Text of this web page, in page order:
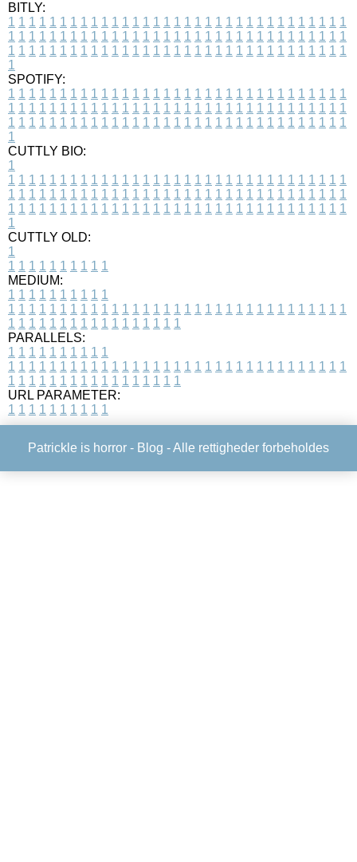
BITLY:
1 1 1 1 1 1 1 1 1 1 1 1 1 1 1 1 1 1 1 1 1 1 1 1 1 1 1 1 1 1 1 1 1
1 1 1 1 1 1 1 1 1 1 1 1 1 1 1 1 1 1 1 1 1 1 1 1 1 1 1 1 1 1 1 1 1
1 1 1 1 1 1 1 1 1 1 1 1 1 1 1 1 1 1 1 1 1 1 1 1 1 1 1 1 1 1 1 1 1
1
SPOTIFY:
1 1 1 1 1 1 1 1 1 1 1 1 1 1 1 1 1 1 1 1 1 1 1 1 1 1 1 1 1 1 1 1 1
1 1 1 1 1 1 1 1 1 1 1 1 1 1 1 1 1 1 1 1 1 1 1 1 1 1 1 1 1 1 1 1 1
1 1 1 1 1 1 1 1 1 1 1 1 1 1 1 1 1 1 1 1 1 1 1 1 1 1 1 1 1 1 1 1 1
1
CUTTLY BIO:
1
1 1 1 1 1 1 1 1 1 1 1 1 1 1 1 1 1 1 1 1 1 1 1 1 1 1 1 1 1 1 1 1 1
1 1 1 1 1 1 1 1 1 1 1 1 1 1 1 1 1 1 1 1 1 1 1 1 1 1 1 1 1 1 1 1 1
1 1 1 1 1 1 1 1 1 1 1 1 1 1 1 1 1 1 1 1 1 1 1 1 1 1 1 1 1 1 1 1 1
1
CUTTLY OLD:
1
1 1 1 1 1 1 1 1 1 1
MEDIUM:
1 1 1 1 1 1 1 1 1 1
1 1 1 1 1 1 1 1 1 1 1 1 1 1 1 1 1 1 1 1 1 1 1 1 1 1 1 1 1 1 1 1 1
1 1 1 1 1 1 1 1 1 1 1 1 1 1 1 1 1
PARALLELS:
1 1 1 1 1 1 1 1 1 1
1 1 1 1 1 1 1 1 1 1 1 1 1 1 1 1 1 1 1 1 1 1 1 1 1 1 1 1 1 1 1 1 1
1 1 1 1 1 1 1 1 1 1 1 1 1 1 1 1 1
URL PARAMETER:
1 1 1 1 1 1 1 1 1 1
Patrickle is horror - Blog - Alle rettigheder forbeholdes